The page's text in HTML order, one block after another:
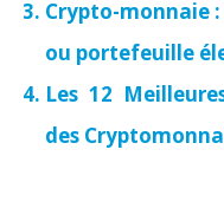
Crypto-monnaie
ou portefeuille
Les 12
des